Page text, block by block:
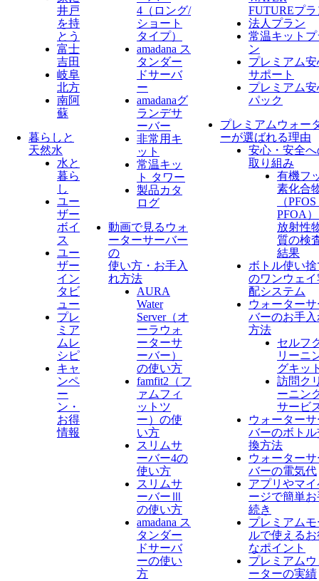
井戸
を持
とう
富士
吉田
岐阜
北方
南阿
蘇
暮らしと
天然水
水と
暮ら
し
ユー
ザー
ボイ
ス
ユー
ザー
イン
タビ
ュー
プレ
ミア
ムレ
シピ
キャ
ンペ
ー
ン・
お得
情報
4（ロング/
ショート
タイプ）
amadana ス
タンダー
ドサーバ
ー
amadanaグ
ランデサ
ーバー
非常用キ
ット
常温キッ
ト タワー
製品カタ
ログ
動画で見るウォ
ーターサーバー
の
使い方・お手入
れ方法
AURA
Water
Server​（オ
ーラウォ
ーターサ
ーバー）
の使い方
famfit2（フ
ァムフィ
ットツ
ー）の使
い方
スリムサ
ーバー4の
使い方
スリムサ
ーバーⅢ
の使い方
amadana ス
タンダー
ドサーバ
ーの使い
方
FUTUREプラ
法人プラン
常温キットプ
ン
プレミアム安
サポート
プレミアム安
パック
プレミアムウォー
ーが選ばれる理由
安心・安全へ
取り組み
有機フ
素化合
（
PFOA
放射性
質の検
結果
ボトル使い捨
のワンウェイ
配システム
ウォーター
バーのお手入
方法
セルフ
リーニ
グキッ
訪問ク
ーニン
サービ
ウォーター
バーのボトル
換方法
ウォーター
バーの電気代
アプリやマイ
ージで簡単お
続き
プレミアムモ
ルで使えるお
なポイント
プレミアムウ
ーターの実績